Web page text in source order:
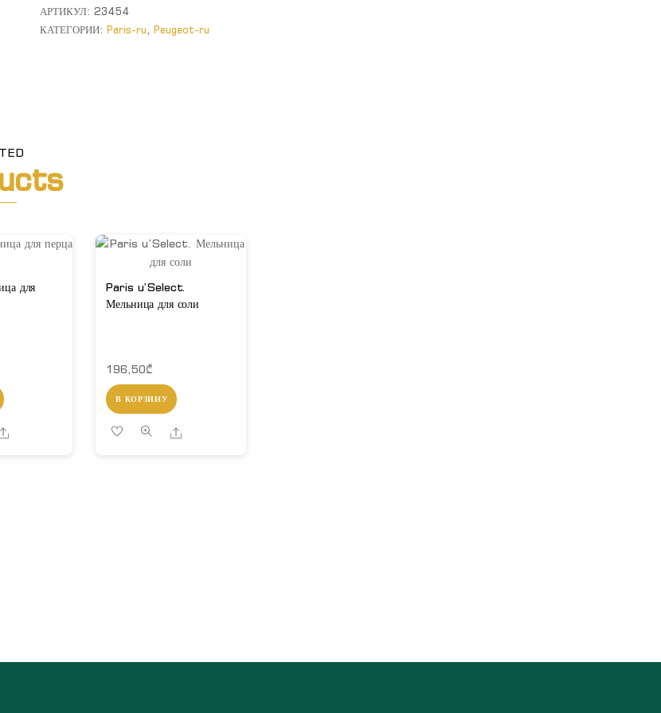
Мельница
для
АРТИКУЛ: 23454
КАТЕГОРИИ: Paris-ru, Peugeot-ru
для
Share
Paris u’Select.
Мельница для соли
196,50₾
В КОРЗИНУ
Share